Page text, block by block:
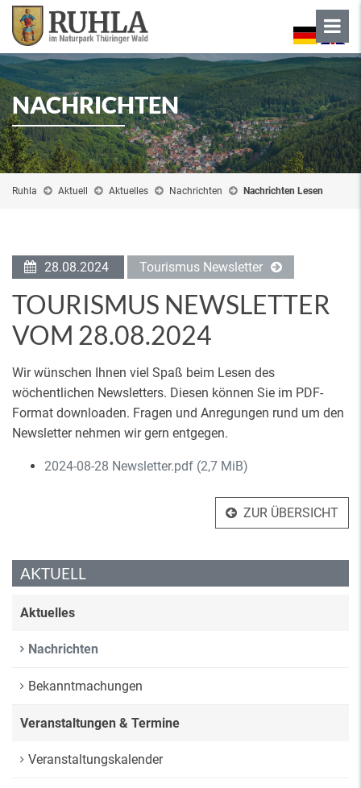
NACHRICHTEN
Ruhla Aktuell Aktuelles Nachrichten Nachrichten Lesen
28.08.2024 Tourismus Newsletter
TOURISMUS NEWSLETTER
VOM 28.08.2024
Wir wünschen Ihnen viel Spaß beim Lesen des
wöchentlichen Newsletters. Diesen können Sie im PDF-
Format downloaden. Fragen und Anregungen rund um den
Newsletter nehmen wir gern entgegen.
2024-08-28 Newsletter.pdf (2,7 MiB)
ZUR ÜBERSICHT
AKTUELL
Aktuelles
Nachrichten
Bekanntmachungen
Veranstaltungen & Termine
Veranstaltungskalender